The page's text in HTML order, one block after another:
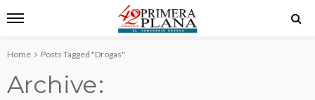
Home Posts Tagged "Drogas"
Archive